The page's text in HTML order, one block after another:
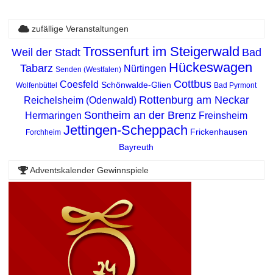
zufällige Veranstaltungen
Weil der Stadt Trossenfurt im Steigerwald Bad
Tabarz Senden (Westfalen) Nürtingen Hückeswagen
Wolfenbüttel Coesfeld Schönwalde-Glien Cottbus Bad Pyrmont
Reichelsheim (Odenwald) Rottenburg am Neckar
Hermaringen Sontheim an der Brenz Freinsheim
Forchheim Jettingen-Scheppach Frickenhausen
Bayreuth
Adventskalender Gewinnspiele